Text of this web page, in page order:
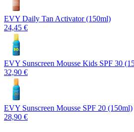
EVY Daily Tan Activator (150ml)
24,45 €
EVY Sunscreen Mousse Kids SPF 30
32,90 €
EVY Sunscreen Mousse SPF 20 (150ml)
28,90 €